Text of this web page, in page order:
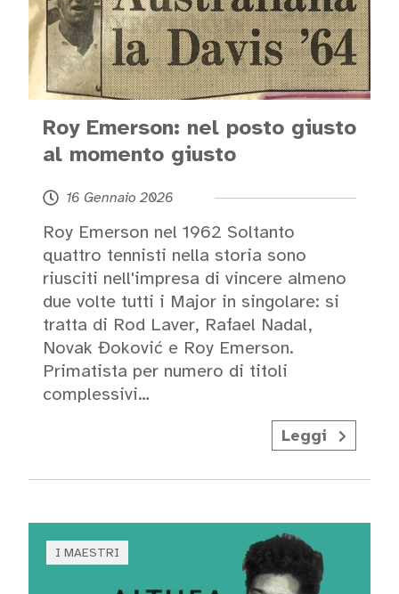
Roy Emerson: nel posto giusto
al momento giusto
16 Gennaio 2026
Roy Emerson nel 1962 Soltanto
quattro tennisti nella storia sono
riusciti nell'impresa di vincere almeno
due volte tutti i Major in singolare: si
tratta di Rod Laver, Rafael Nadal,
Novak Đoković e Roy Emerson.
Primatista per numero di titoli
complessivi…
Leggi
I MAESTRI